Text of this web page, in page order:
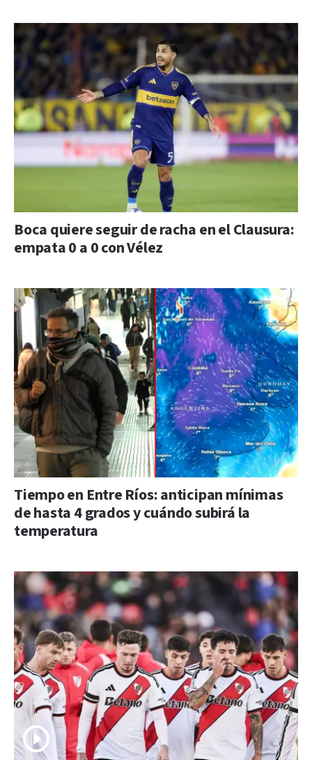
Boca quiere seguir de racha en el Clausura:
empata 0 a 0 con Vélez
Tiempo en Entre Ríos: anticipan mínimas
de hasta 4 grados y cuándo subirá la
temperatura